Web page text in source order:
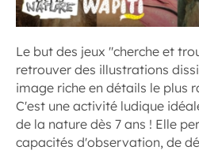
Le but des jeux "cherche et
retrouver des illustrations
image riche en détails le plus
C'est une activité ludique
de la nature dès 7 ans ! Elle
capacités d'observation, de